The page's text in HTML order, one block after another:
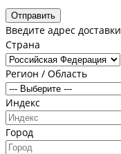
Отправить
Введите адрес доставки
Страна
Регион / Область
Индекс
Город